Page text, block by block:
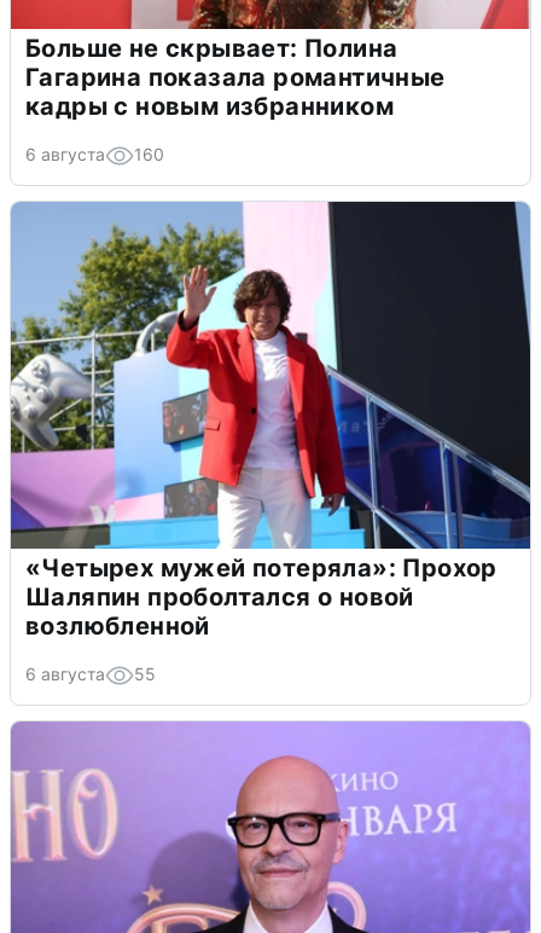
Больше не скрывает: Полина
Гагарина показала романтичные
кадры с новым избранником
6 августа 160
«Четырех мужей потеряла»: Прохор
Шаляпин проболтался о новой
возлюбленной
6 августа 55